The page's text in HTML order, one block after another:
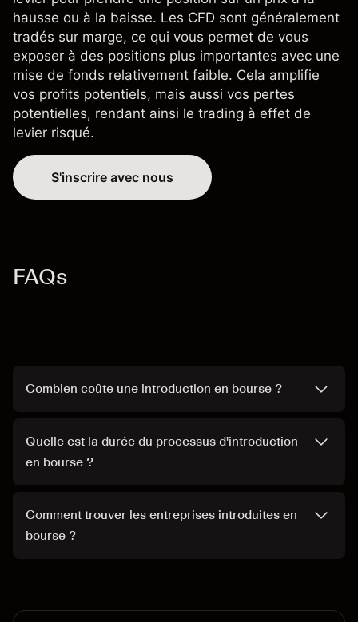
hausse ou à la baisse. Les CFD sont généralement
tradés sur marge, ce qui vous permet de vous
exposer à des positions plus importantes avec une
mise de fonds relativement faible. Cela amplifie
vos profits potentiels, mais aussi vos pertes
potentielles, rendant ainsi le trading à effet de
levier risqué.
S'inscrire avec nous
FAQs
Combien coûte une introduction en bourse ?
Quelle est la durée du processus d'introduction
en bourse ?
Comment trouver les entreprises introduites en
bourse ?